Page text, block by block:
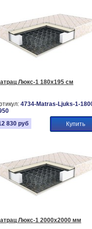
Люкс-1 180х195 см
4734-Matras-Ljuks-1-
830 руб Купить
Люкс-1 2000х2000 мм